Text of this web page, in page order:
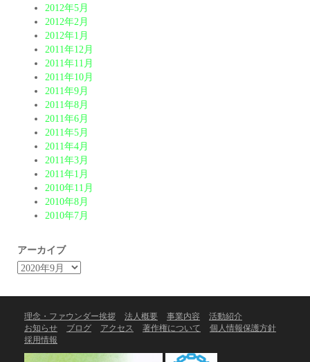
2012年5月
2012年2月
2012年1月
2011年12月
2011年11月
2011年10月
2011年9月
2011年8月
2011年6月
2011年5月
2011年4月
2011年3月
2011年1月
2010年11月
2010年8月
2010年7月
アーカイブ
理念・ファウンダー挨拶 法人概要 事業内容
活動紹介
お知らせ
ブログ アクセス 著作権について
個人情報保護方針
採用情報